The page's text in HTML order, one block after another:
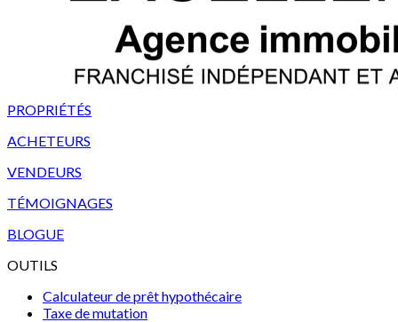
PROPRIÉTÉS
ACHETEURS
VENDEURS
TÉMOIGNAGES
BLOGUE
OUTILS
Calculateur de prêt hypothécaire
Taxe de mutation